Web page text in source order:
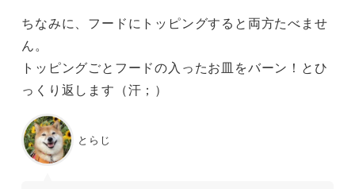
ちなみに、フードにトッピングすると両方たべませ
ん。
トッピングごとフードの入ったお皿をバーン！とひ
っくり返します（汗；）
とらじ